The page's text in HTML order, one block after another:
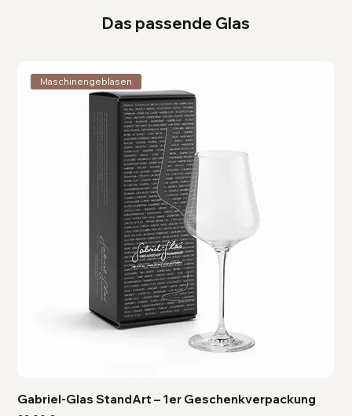
Das passende Glas
Maschinengeblasen
Gabriel-Glas StandArt – 1er Geschenkverpackung